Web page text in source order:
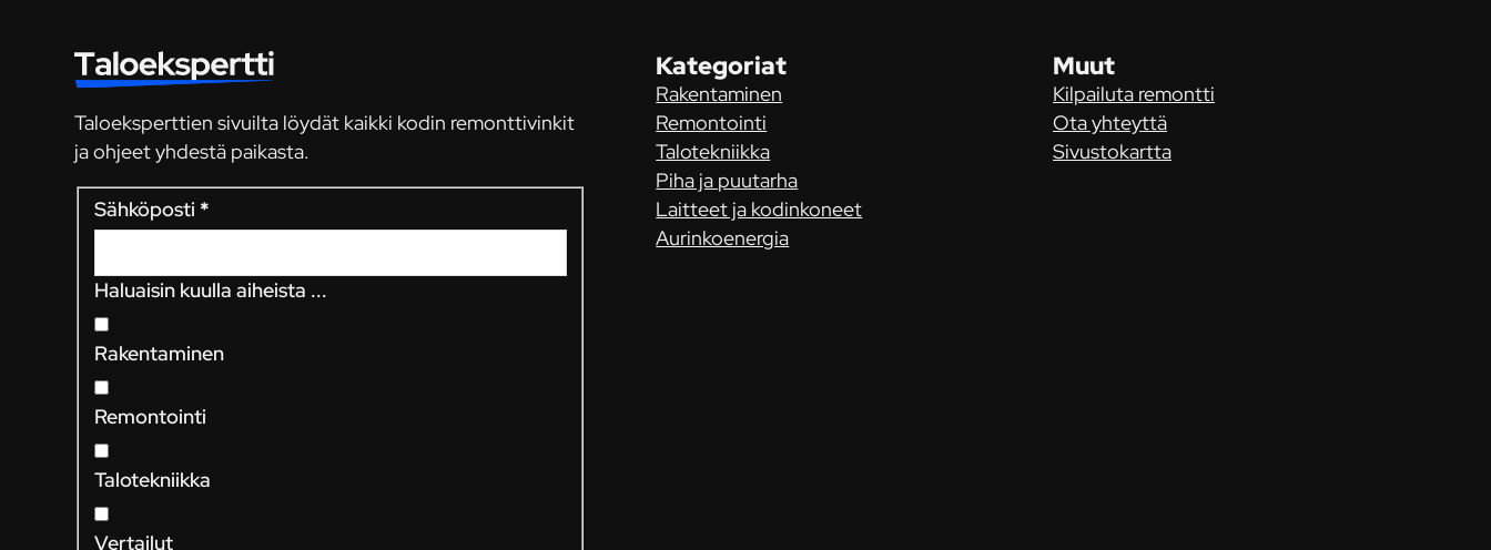
Taloeksperttien sivuilta löydät kaikki kodin remonttivinkit
ja ohjeet yhdestä paikasta.
Sähköposti *
Haluaisin kuulla aiheista ...
Rakentaminen
Remontointi
Talotekniikka
Vertailut
Kategoriat
Rakentaminen
Remontointi
Talotekniikka
Piha ja puutarha
Laitteet ja kodinkoneet
Aurinkoenergia
Muut
Kilpailuta remontti
Ota yhteyttä
Sivustokartta